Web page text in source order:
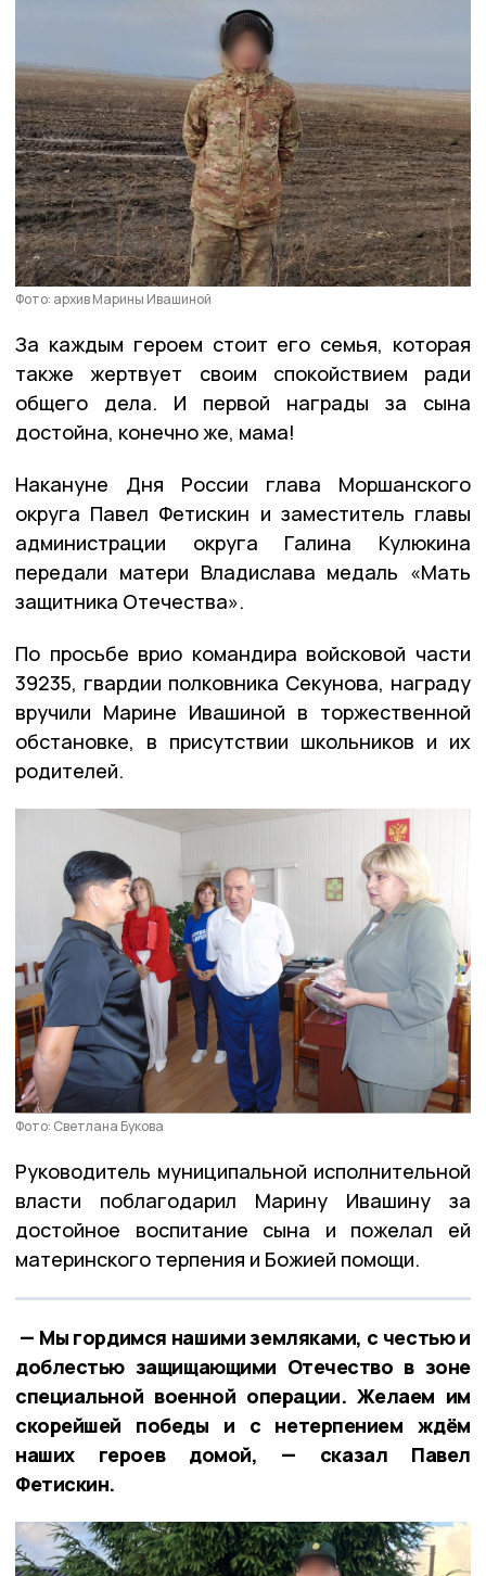
Фото: архив Марины Ивашиной
За каждым героем стоит его семья, которая
также жертвует своим спокойствием ради
общего дела. И первой награды за сына
достойна, конечно же, мама!
Накануне Дня России глава Моршанского
округа Павел Фетискин и заместитель главы
администрации округа Галина Кулюкина
передали матери Владислава медаль «Мать
защитника Отечества».
По просьбе врио командира войсковой части
39235, гвардии полковника Секунова, награду
вручили Марине Ивашиной в торжественной
обстановке, в присутствии школьников и их
родителей.
Фото: Светлана Букова
Руководитель муниципальной исполнительной
власти поблагодарил Марину Ивашину за
достойное воспитание сына и пожелал ей
материнского терпения и Божией помощи.
— Мы гордимся нашими земляками, с честью и
доблестью защищающими Отечество в зоне
специальной военной операции. Желаем им
скорейшей победы и с нетерпением ждём
наших героев домой, — сказал Павел
Фетискин.